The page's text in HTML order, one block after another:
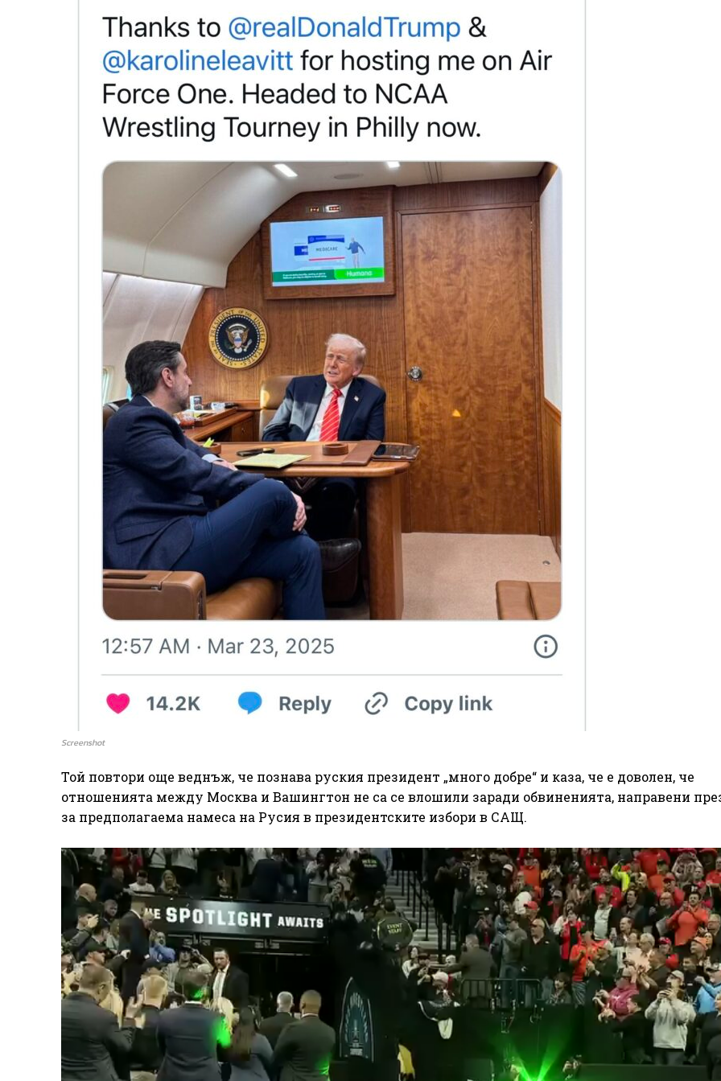
Screenshot
Той повтори още веднъж, че познава руския президент „много добре“ и каза, че е доволен, че
отношенията между Москва и Вашингтон не са се влошили заради обвиненията, направени през
за предполагаема намеса на Русия в президентските избори в САЩ.